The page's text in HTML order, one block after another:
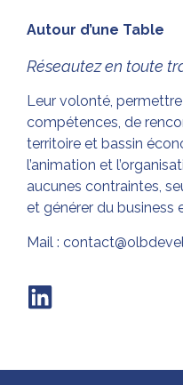
Autour d’une Table
Réseautez en toute
Leur volonté,
compétences, de
territoire et bassin
l’animation et
aucunes contraintes,
et générer du business
Mail :